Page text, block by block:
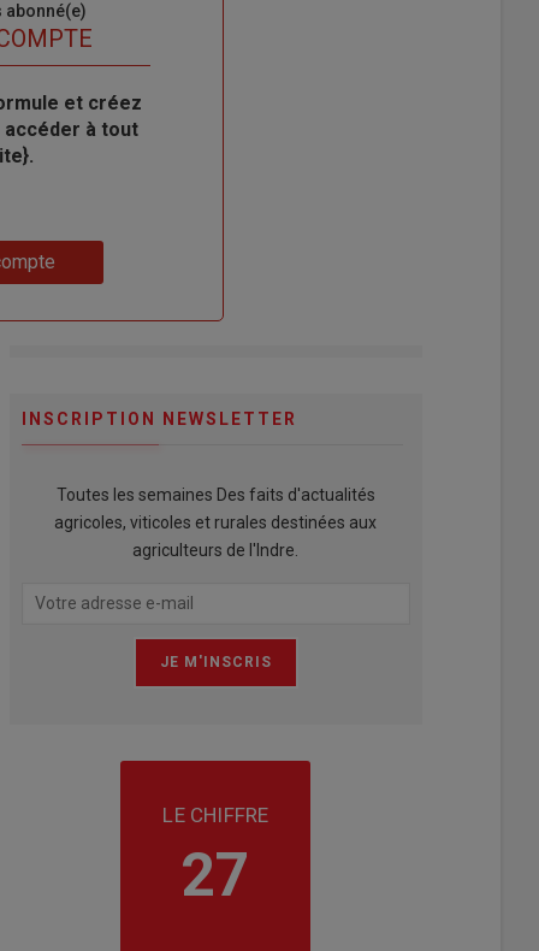
abonné(e)
et créez
à tout
INSCRIPTION NEWSLETTER
Toutes les semaines Des faits d'actualités
agricoles, viticoles et rurales destinées aux
agriculteurs de l'Indre.
LE CHIFFRE
27